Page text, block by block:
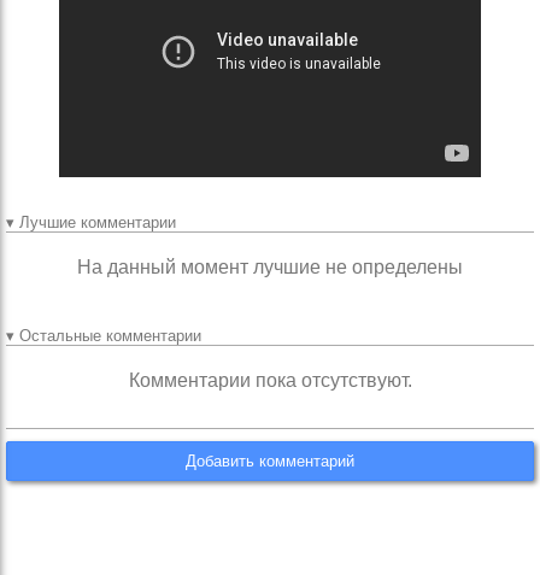
▾ Лучшие комментарии
На данный момент лучшие не определены
▾ Остальные комментарии
Комментарии пока отсутствуют.
Добавить комментарий